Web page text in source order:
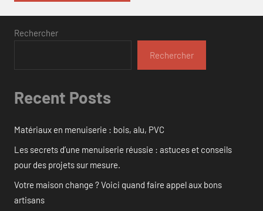
Rechercher
Rechercher
Recent Posts
Matériaux en menuiserie : bois, alu, PVC
Les secrets d’une menuiserie réussie : astuces et conseils
pour des projets sur mesure.
Votre maison change ? Voici quand faire appel aux bons
artisans